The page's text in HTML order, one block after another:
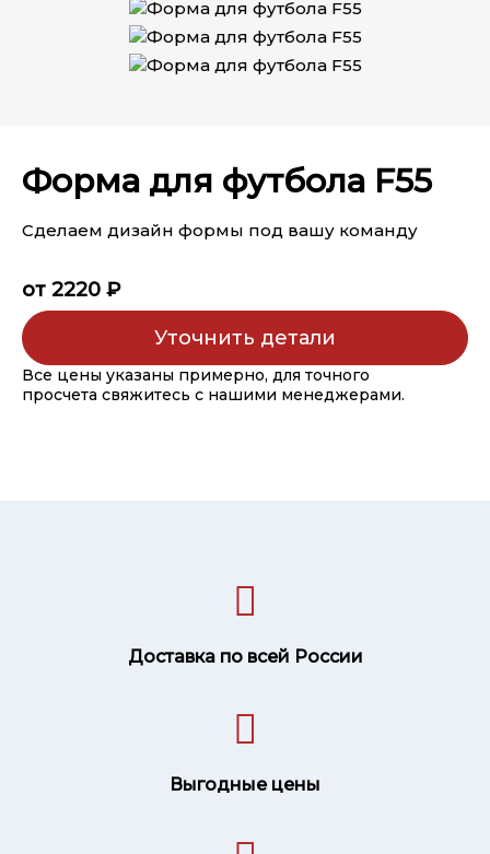
Форма для футбола F55
Сделаем дизайн формы под вашу команду
от 2220 ₽
Уточнить детали
Все цены указаны примерно, для точного
просчета свяжитесь с нашими менеджерами.
Доставка по всей России
Выгодные цены